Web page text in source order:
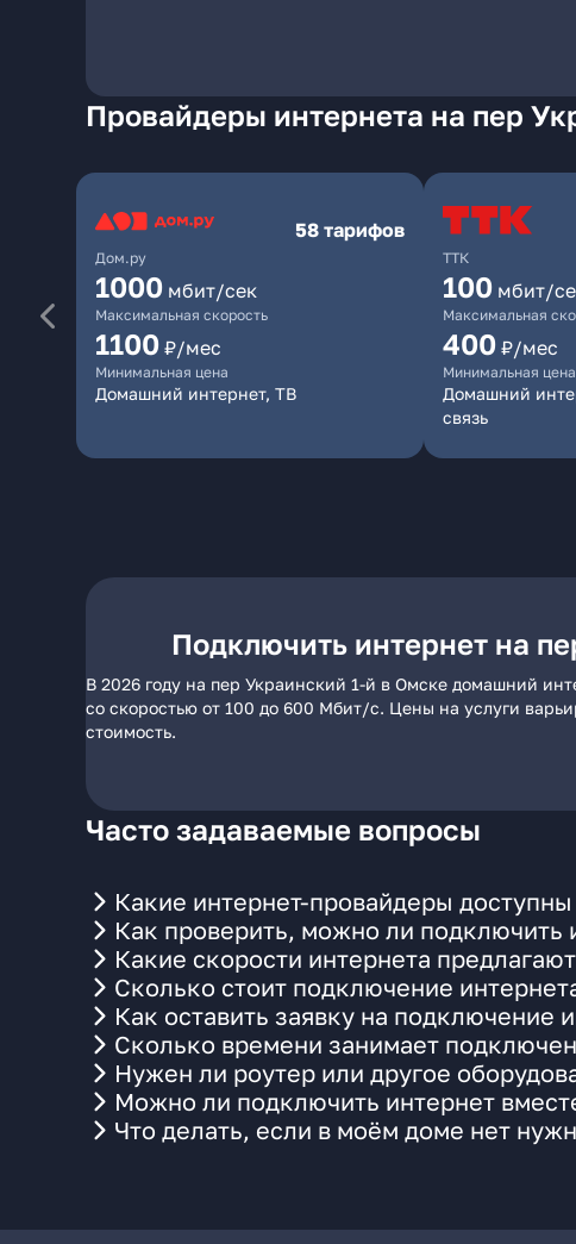
Провайдеры интернета на пер
Дом.ру
58 тарифов
1000 мбит/сек
Максимальная скорость
1100 ₽/мес
Минимальная цена
Домашний интернет, ТВ
ТТК
100 мбит/
Максимальная
400 ₽/мес
Минимальная цена
Домашний
связь
Подключить интернет на
В 2026 году на пер Украинский 1-й в Омске домашний
со скоростью от 100 до 600 Мбит/с. Цены на услуги
стоимость.
Часто задаваемые вопросы
Какие интернет-провайдеры
Как проверить, можно ли подключить
Какие скорости интернета
Сколько стоит подключение
Как оставить заявку на подключение
Сколько времени занимает
Нужен ли роутер или другое
Можно ли подключить интернет
Что делать, если в моём доме нет